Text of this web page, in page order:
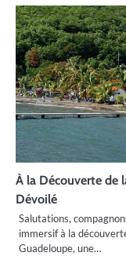
À la Découverte de
Dévoilé
Salutations,
immersif à la
Guadeloupe, une…